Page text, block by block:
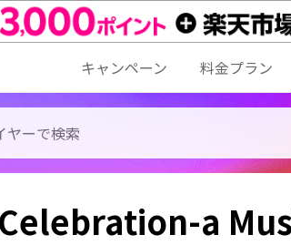
キャンペーン 料金プラン
Celebration-a